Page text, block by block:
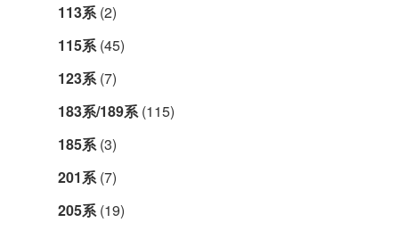
113系(2)
115系(45)
123系(7)
183系/189系(115)
185系(3)
201系(7)
205系(19)